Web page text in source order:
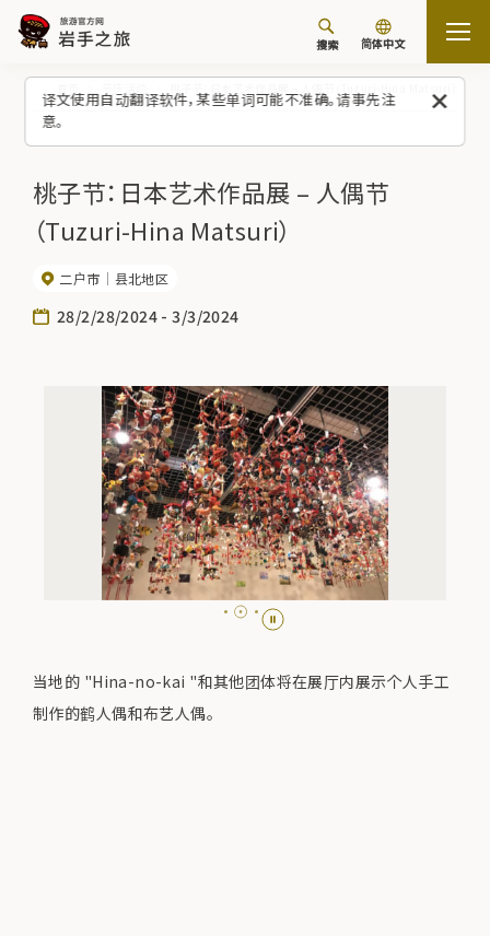
译文使用自动翻译软件，某些单词可能不准确。请事先注
意。
搜索 简体中文
桃子节：日本艺术作品展 – 人偶节
（Tuzuri-Hina Matsuri）
二户市 县北地区
28/2/28/2024 - 3/3/2024
当地的 "Hina-no-kai "和其他团体将在展厅内展示个人手工
制作的鹤人偶和布艺人偶。